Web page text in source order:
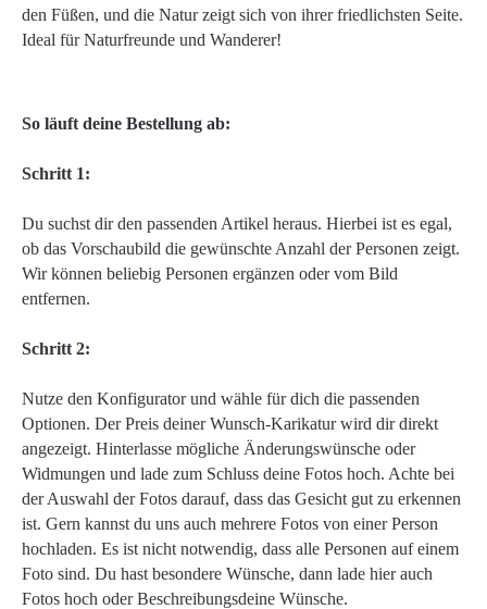
den Füßen, und die Natur zeigt sich von ihrer friedlichsten Seite.
Ideal für Naturfreunde und Wanderer!
So läuft deine Bestellung ab:
Schritt 1:
Du suchst dir den passenden Artikel heraus. Hierbei ist es egal,
ob das Vorschaubild die gewünschte Anzahl der Personen zeigt.
Wir können beliebig Personen ergänzen oder vom Bild
entfernen.
Schritt 2:
Nutze den Konfigurator und wähle für dich die passenden
Optionen. Der Preis deiner Wunsch-Karikatur wird dir direkt
angezeigt. Hinterlasse mögliche Änderungswünsche oder
Widmungen und lade zum Schluss deine Fotos hoch. Achte bei
der Auswahl der Fotos darauf, dass das Gesicht gut zu erkennen
ist. Gern kannst du uns auch mehrere Fotos von einer Person
hochladen. Es ist nicht notwendig, dass alle Personen auf einem
Foto sind. Du hast besondere Wünsche, dann lade hier auch
Fotos hoch oder Beschreibungsdeine Wünsche.